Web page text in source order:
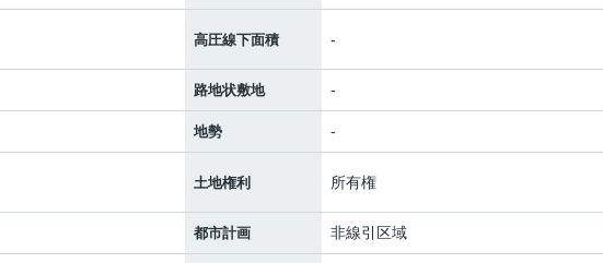
高圧線下面積 -
路地状敷地 -
地勢 -
土地権利 所有権
都市計画 非線引区域